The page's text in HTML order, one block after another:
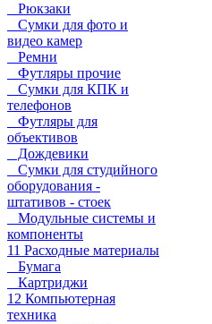
Рюкзаки
Сумки для фото и
видео камер
Ремни
Футляры прочие
Сумки для КПК и
телефонов
Футляры для
объективов
Дождевики
Сумки для студийного
оборудования -
штативов - стоек
Модульные системы и
компоненты
11 Расходные материалы
Бумага
Картриджи
12 Компьютерная
техника